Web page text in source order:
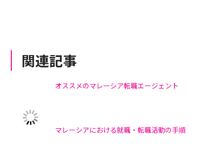
関連記事
オススメのマレーシア転職エージェント
マレーシアにおける就職・転職活動の手順